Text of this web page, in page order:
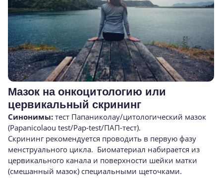
Мазок на онкоцитологию или
цервикальный скрининг
Синонимы: тест Папаниколау/цитологический мазок
(Papanicolaou test/Pap-test/ПАП-тест).
Скрининг рекомендуется проводить в первую фазу
менструального цикла. Биоматериал набирается из
цервикального канала и поверхности шейки матки
(смешанный мазок) специальными щеточками.